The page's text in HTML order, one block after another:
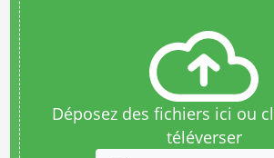
Déposez des fichiers ici ou
téléverser